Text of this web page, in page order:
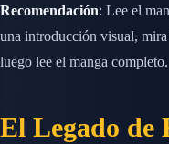
Recomendación: Lee el
una introducción visual,
luego lee el manga completo.
El Legado